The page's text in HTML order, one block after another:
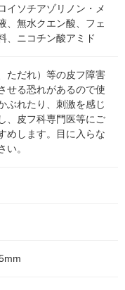
イソチアゾリノン・メ
、無水クエン酸、フェ
、ニコチン酸アミド
ただれ）等の皮フ障害
せる恐れがあるので使
ぶれたり、刺激を感じ
、皮フ科専門医等にご
めします。目に入らな
い。